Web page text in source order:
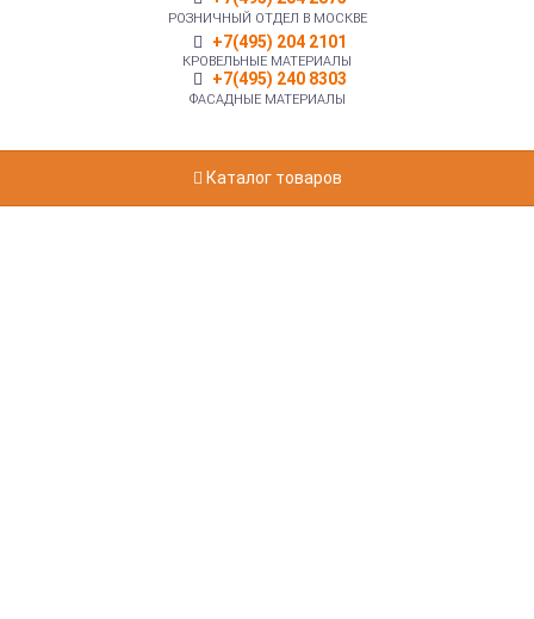
РОЗНИЧНЫЙ ОТДЕЛ В МОСКВЕ
+7(495) 204 2101
КРОВЕЛЬНЫЕ МАТЕРИАЛЫ
+7(495) 240 8303
ФАСАДНЫЕ МАТЕРИАЛЫ
Каталог товаров